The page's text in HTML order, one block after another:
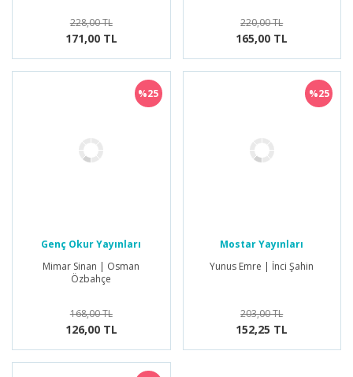
228,00 TL
171,00 TL
220,00 TL
165,00 TL
%25
Genç Okur Yayınları
Mimar Sinan | Osman
Özbahçe
168,00 TL
126,00 TL
%25
Mostar Yayınları
Yunus Emre | İnci Şahin
203,00 TL
152,25 TL